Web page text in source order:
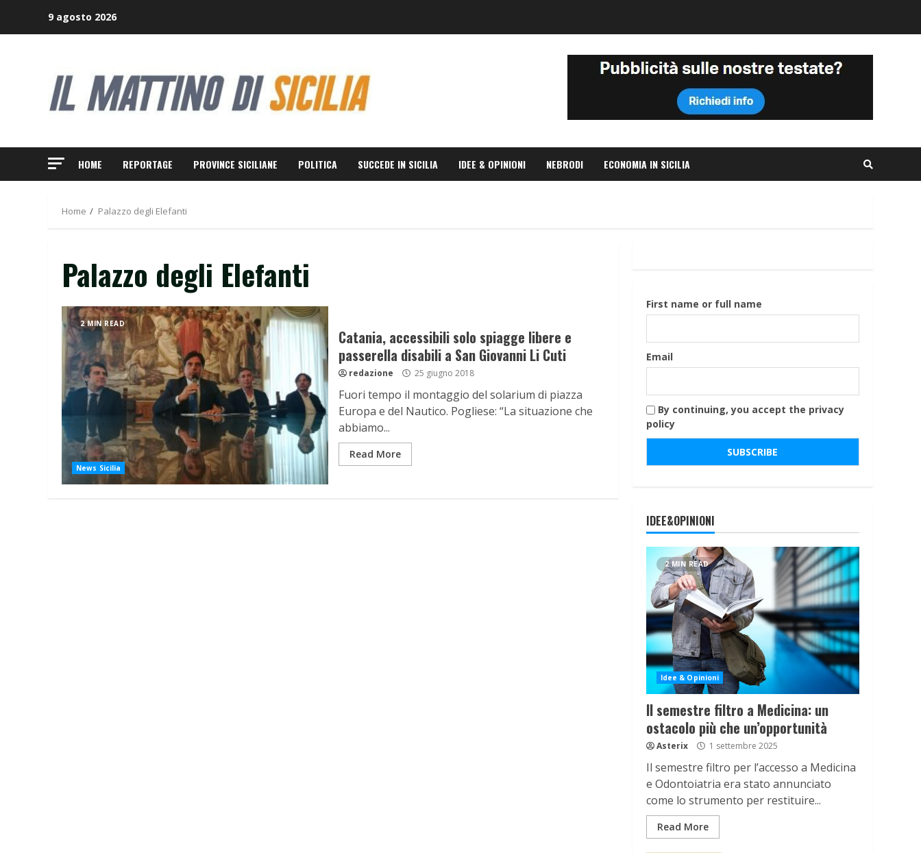
9 agosto 2026
HOME REPORTAGE PROVINCE SICILIANE POLITICA SUCCEDE IN SICILIA IDEE & OPINIONI NEBRODI ECONOMIA IN SICILIA
Home Palazzo degli Elefanti
Palazzo degli Elefanti
2 MIN READ
News Sicilia
Catania, accessibili solo spiagge libere e
passerella disabili a San Giovanni Li Cuti
redazione 25 giugno 2018
Fuori tempo il montaggio del solarium di piazza
Europa e del Nautico. Pogliese: “La situazione che
abbiamo...
Read More
First name or full name
Email
By continuing, you accept the privacy
policy
IDEE&OPINIONI
2 MIN READ
Idee & Opinioni
Il semestre filtro a Medicina: un
ostacolo più che un’opportunità
Asterix 1 settembre 2025
Il semestre filtro per l’accesso a Medicina
e Odontoiatria era stato annunciato
come lo strumento per restituire...
Read More